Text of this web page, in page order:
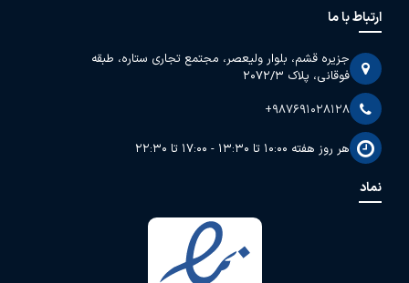
ارتباط با ما
جزیره قشم، بلوار ولیعصر، مجتمع تجاری ستاره، طبقه
فوقانی، پلاک 2072/3
+987691028128
هر روز هفته 10:00 تا 13:30 - 17:00 تا 22:30
نماد